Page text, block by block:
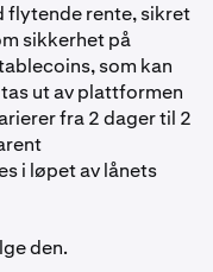
flytende rente, sikret
sikkerhet på
som kan
ut av plattformen
fra 2 dager til 2
i løpet av lånets
den.